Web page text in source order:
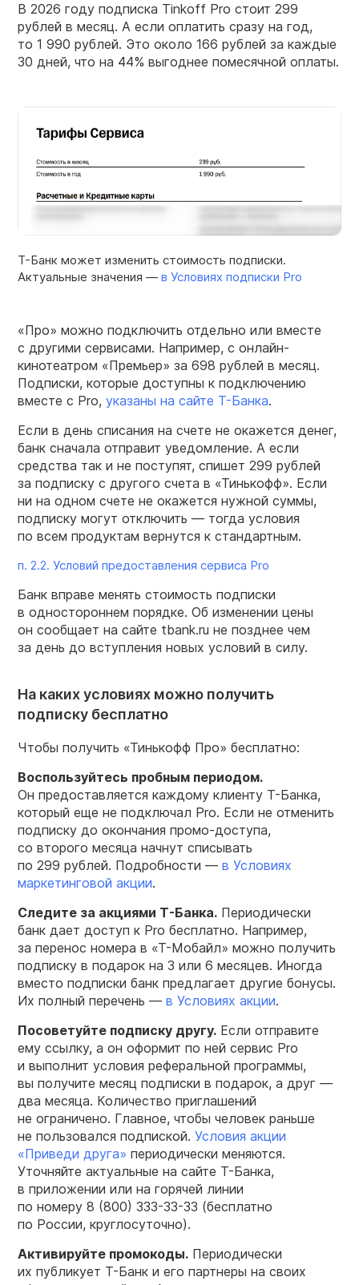
В 2026 году подписка Tinkoff Pro стоит 299
рублей в месяц. А если оплатить сразу на год,
то 1 990 рублей. Это около 166 рублей за каждые
30 дней, что на 44% выгоднее помесячной оплаты.
Т-Банк может изменить стоимость подписки.
Актуальные значения — в Условиях подписки Pro
«Про» можно подключить отдельно или вместе
с другими сервисами. Например, с онлайн-
кинотеатром «Премьер» за 698 рублей в месяц.
Подписки, которые доступны к подключению
вместе с Pro, указаны на сайте Т-Банка.
Если в день списания на счете не окажется денег,
банк сначала отправит уведомление. А если
средства так и не поступят, спишет 299 рублей
за подписку с другого счета в «Тинькофф». Если
ни на одном счете не окажется нужной суммы,
подписку могут отключить — тогда условия
по всем продуктам вернутся к стандартным.
п. 2.2. Условий предоставления сервиса Pro
Банк вправе менять стоимость подписки
в одностороннем порядке. Об изменении цены
он сообщает на сайте tbank.ru не позднее чем
за день до вступления новых условий в силу.
На каких условиях можно получить
подписку бесплатно
Чтобы получить «Тинькофф Про» бесплатно:
Воспользуйтесь пробным периодом.
Он предоставляется каждому клиенту Т-Банка,
который еще не подключал Pro. Если не отменить
подписку до окончания промо-доступа,
со второго месяца начнут списывать
по 299 рублей. Подробности — в Условиях
маркетинговой акции.
Следите за акциями Т-Банка. Периодически
банк дает доступ к Pro бесплатно. Например,
за перенос номера в «Т-Мобайл» можно получить
подписку в подарок на 3 или 6 месяцев. Иногда
вместо подписки банк предлагает другие бонусы.
Их полный перечень — в Условиях акции.
Посоветуйте подписку другу. Если отправите
ему ссылку, а он оформит по ней сервис Pro
и выполнит условия реферальной программы,
вы получите месяц подписки в подарок, а друг —
два месяца. Количество приглашений
не ограничено. Главное, чтобы человек раньше
не пользовался подпиской. Условия акции
«Приведи друга» периодически меняются.
Уточняйте актуальные на сайте Т-Банка,
в приложении или на горячей линии
по номеру 8 (800) 333-33-33 (бесплатно
по России, круглосуточно).
Активируйте промокоды. Периодически
их публикует Т-Банк и его партнеры на своих